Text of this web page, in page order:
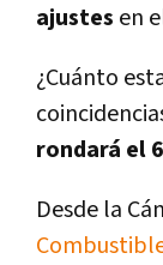
ajustes en
¿Cuánto
rondará el
Desde la